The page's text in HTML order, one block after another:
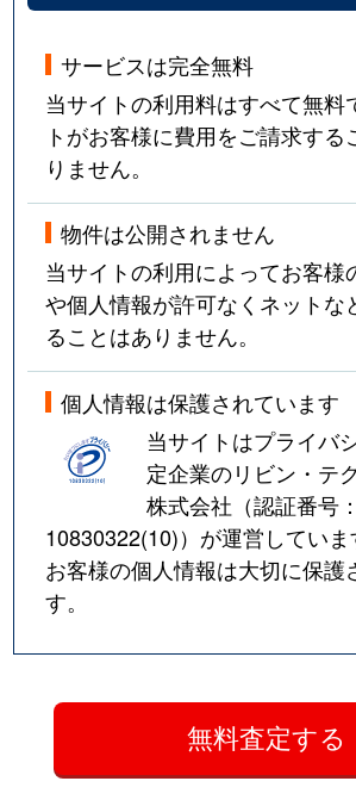
サービスは完全無料
当サイトの利用料はすべて無料
トがお客様に費用をご請求する
りません。
物件は公開されません
当サイトの利用によってお客様
や個人情報が許可なくネットな
ることはありません。
個人情報は保護されています
当サイトはプライバ
定企業のリビン・テ
株式会社（認証番号：
10830322(10)）が運営していま
お客様の個人情報は大切に保護
す。